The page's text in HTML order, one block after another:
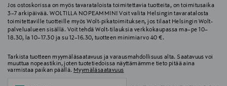
Jos ostoskorissa on myös tavarataloista toimitettavia tuotteita, on toimitusaika
3–7 arkipäivää. WOLTILLA NOPEAMMIN! Voit valita Helsingin tavaratalosta
toimitettaville tuotteille myös Wolt-pikatoimituksen, jos tilaat Helsingin Wolt-
palvelualueen sisällä. Voit tehdä Wolt-tilauksia verkkokaupassa ma–pe 10–
18.30, la 10–17.30 ja su 12–16.30, tuotteen minimiarvo 40 €.
Tarkista tuotteen myymäläsaatavuus ja varausmahdollisuus alta. Saatavuus voi
muuttua nopeastikin, joten tuotetiedoissa näyttämämme tieto pitää aina
varmistaa paikan päällä. Myymäläsaatavuus